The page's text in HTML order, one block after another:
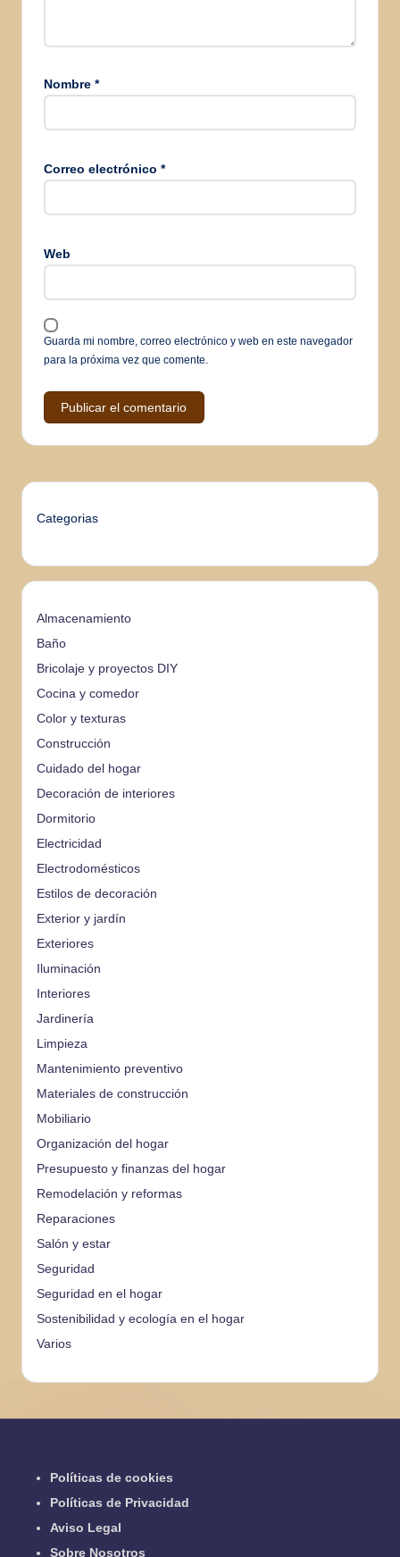
Nombre *
Correo electrónico *
Web
Guarda mi nombre, correo electrónico y web en este navegador
para la próxima vez que comente.
Categorias
Almacenamiento
Baño
Bricolaje y proyectos DIY
Cocina y comedor
Color y texturas
Construcción
Cuidado del hogar
Decoración de interiores
Dormitorio
Electricidad
Electrodomésticos
Estilos de decoración
Exterior y jardín
Exteriores
Iluminación
Interiores
Jardinería
Limpieza
Mantenimiento preventivo
Materiales de construcción
Mobiliario
Organización del hogar
Presupuesto y finanzas del hogar
Remodelación y reformas
Reparaciones
Salón y estar
Seguridad
Seguridad en el hogar
Sostenibilidad y ecología en el hogar
Varios
Políticas de cookies
Políticas de Privacidad
Aviso Legal
Sobre Nosotros